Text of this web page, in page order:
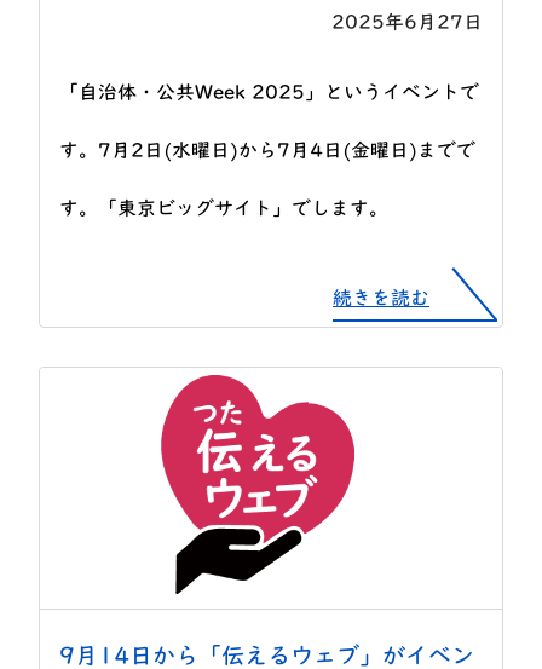
2025年6月27日
「自治体・公共Week 2025」というイベントで
す。7月2日(水曜日)から7月4日(金曜日)までで
す。「東京ビッグサイト」でします。
続きを読む
9月14日から「伝えるウェブ」がイベン